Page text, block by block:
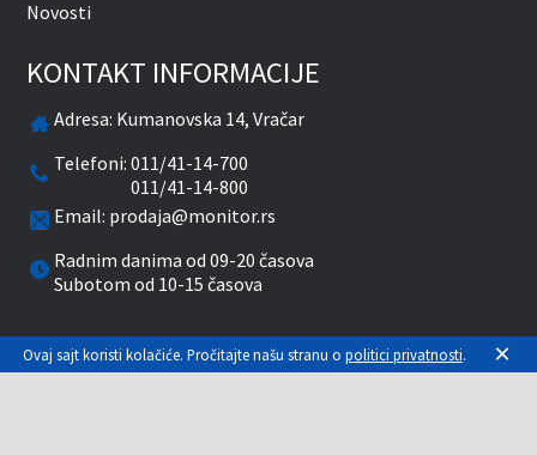
Novosti
KONTAKT INFORMACIJE
Adresa: Kumanovska 14, Vračar
Telefoni:011/41-14-700
011/41-14-800
Email: prodaja@monitor.rs
Radnim danima od 09-20 časova
Subotom od 10-15 časova
facebooktwitterpinterestinstagram
youtube
Ovaj sajt koristi kolačiće. Pročitajte našu stranu o politici privatnosti. ×